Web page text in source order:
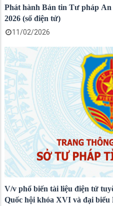
Phát hành Bản tin Tư pháp
2026 (số điện tử)
11/02/2026
V/v phổ biến tài liệu điện tử
Quốc hội khóa XVI và đại biểu